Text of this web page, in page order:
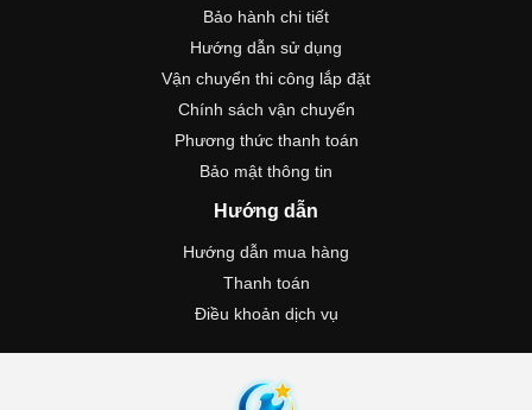
Bảo hành chi tiết
Hướng dẫn sử dụng
Vận chuyển thi công lắp đặt
Chính sách vận chuyển
Phương thức thanh toán
Bảo mật thông tin
Hướng dẫn
Hướng dẫn mua hàng
Thanh toán
Điều khoản dịch vụ